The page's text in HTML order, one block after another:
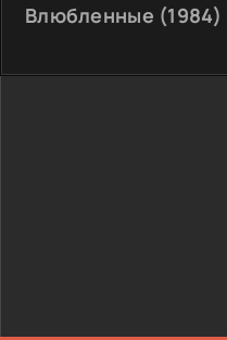
Влюбленные (1984)